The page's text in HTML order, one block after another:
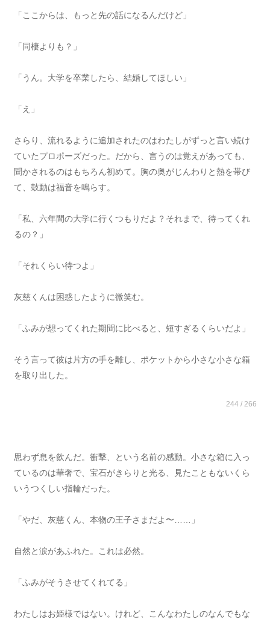
「ここからは、もっと先の話になるんだけど」
「同棲よりも？」
「うん。大学を卒業したら、結婚してほしい」
「え」
さらり、流れるように追加されたのはわたしがずっと言い続け
ていたプロポーズだった。だから、言うのは覚えがあっても、
聞かされるのはもちろん初めて。胸の奥がじんわりと熱を帯び
て、鼓動は福音を鳴らす。
「私、六年間の大学に行くつもりだよ？それまで、待ってくれ
るの？」
「それくらい待つよ」
灰慈くんは困惑したように微笑む。
「ふみが想ってくれた期間に比べると、短すぎるくらいだよ」
そう言って彼は片方の手を離し、ポケットから小さな小さな箱
を取り出した。
244 / 266
思わず息を飲んだ。衝撃、という名前の感動。小さな箱に入っ
ているのは華奢で、宝石がきらりと光る、見たこともないくら
いうつくしい指輪だった。
「やだ、灰慈くん、本物の王子さまだよ〜……」
自然と涙があふれた。これは必然。
「ふみがそうさせてくれてる」
わたしはお姫様ではない。けれど、こんなわたしのなんでもな